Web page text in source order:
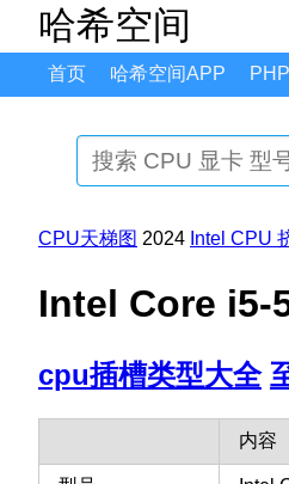
哈希空间
首页 哈希空间APP
CPU天梯图 2024 Intel CPU
Intel Core i5-
cpu插槽类型大全
内容